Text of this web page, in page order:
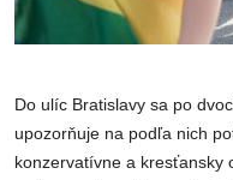
Do ulíc Bratislavy sa po
upozorňuje na podľa nich
konzervatívne a kresťansky